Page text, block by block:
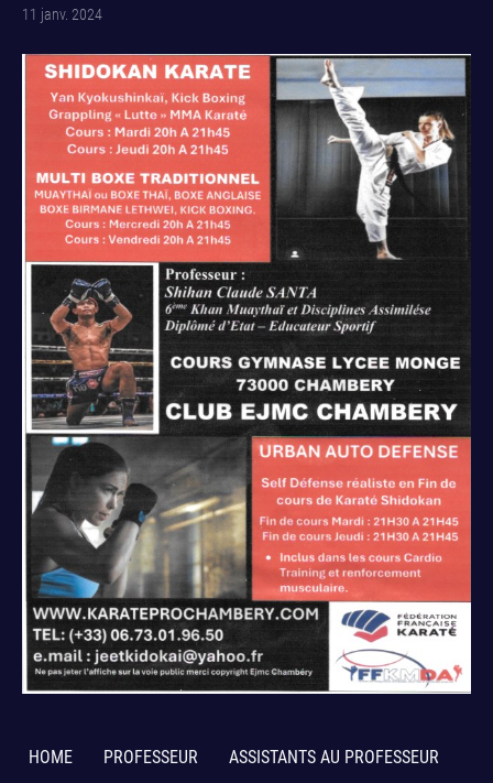
11 janv. 2024
HOME PROFESSEUR
ASSISTANTS AU PROFESSEUR